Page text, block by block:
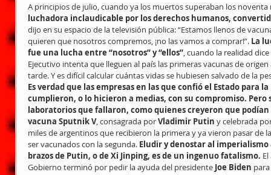
A principios de julio, cuando ya los muertos superaban los
luchadora inclaudicable por los derechos humanos,
dijo en su espacio de la televisión pública: “Estamos llenos de
quieren que nosotros compremos, ¡no las vamos a comprar!”. La
fue una lucha entre “nosotros” y “ellos”, cuando la realidad
Ejecutivo intenta que lleguen al país las primeras vacunas de
tarde. Y es difícil calcular cuántas vidas se hubiesen salvado de la
Es verdad que las empresas en las que confió el Estado para
cumplieron, o lo hicieron a medias, con su compromiso.
laboratorios que fallaron, como quienes creyeron que
vacuna Sputnik V, consagrada por Vladimir Putin y celebrada
miles de argentinos que recibieron la primera y ya vieron pasar de
ser vacunados con la segunda. Eludir y denostar al
brazos de Putin, o de Xi Jinping, es de un ingenuo fatalismo.
Gobierno terminó por pedir la ayuda del presidente Joe Biden